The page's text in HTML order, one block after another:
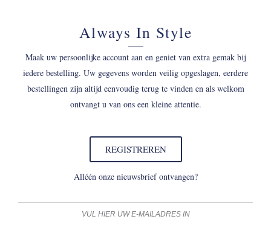
Always In Style
Maak uw persoonlijke account aan en geniet van extra gemak bij
iedere bestelling. Uw gegevens worden veilig opgeslagen, eerdere
bestellingen zijn altijd eenvoudig terug te vinden en als welkom
ontvangt u van ons een kleine attentie.
REGISTREREN
Alléén onze nieuwsbrief ontvangen?